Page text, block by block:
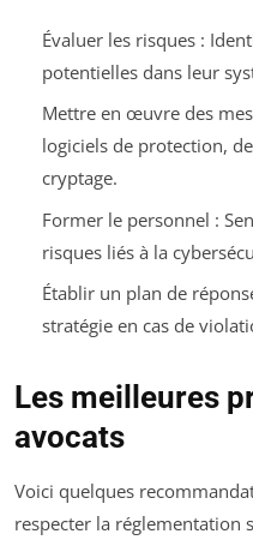
Évaluer les risques :
potentielles dans leur
Mettre en œuvre des
logiciels de protection,
cryptage.
Former le personnel :
risques liés à la
Établir un plan de
stratégie en cas de
Les meilleures
avocats
Voici quelques
respecter la réglementation